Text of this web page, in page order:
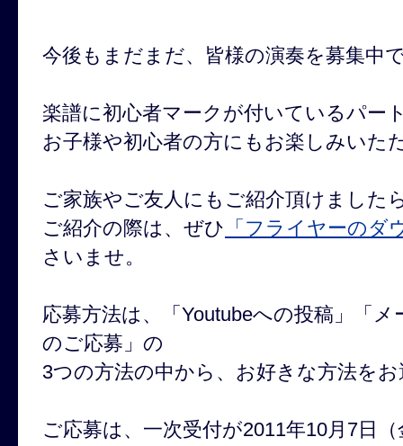
今後もまだまだ、皆様の演奏を募集中
楽譜に初心者マークが付いているパー
お子様や初心者の方にもお楽しみいた
ご家族やご友人にもご紹介頂けました
ご紹介の際は、ぜひ 「フライヤーのダ
さいませ。
応募方法は、「Youtubeへの投稿」「
のご応募」の
3つの方法の中から、お好きな方法を
ご応募は、一次受付が2011年10月7日